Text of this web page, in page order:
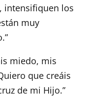
intensifiquen los
muy
miedo, mis
que creáis
de mi Hijo.”